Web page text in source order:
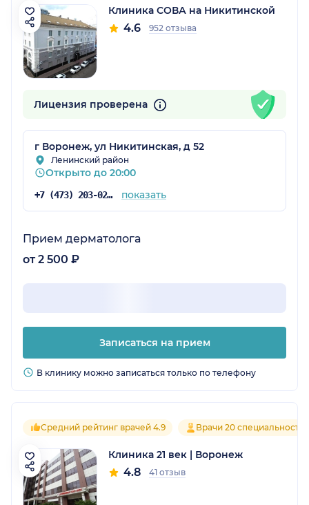
Клиника СОВА на Никитинской
4.6 952 отзыва
Лицензия проверена
г Воронеж, ул Никитинская, д 52
Ленинский район
Открыто до 20:00
+7 (473) 203-02-74 показать
Прием дерматолога
от 2 500 ₽
Записаться на прием
В клинику можно записаться только по телефону
Средний рейтинг врачей 4.9 Врачи 20
Клиника 21 век | Воронеж
4.8 41 отзыв